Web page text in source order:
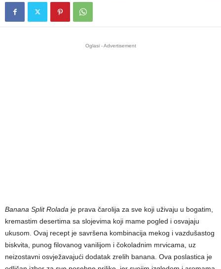
Oglasi - Advertisement
Banana Split Rolada je prava čarolija za sve koji uživaju u bogatim,
kremastim desertima sa slojevima koji mame pogled i osvajaju
ukusom. Ovaj recept je savršena kombinacija mekog i vazdušastog
biskvita, punog filovanog vanilijom i čokoladnim mrvicama, uz
neizostavni osvježavajući dodatak zrelih banana. Ova poslastica je